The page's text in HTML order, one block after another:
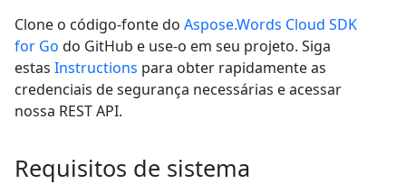
Clone o código-fonte do Aspose.Words Cloud SDK
for Go do GitHub e use-o em seu projeto. Siga
estas Instructions para obter rapidamente as
credenciais de segurança necessárias e acessar
nossa REST API.
Requisitos de sistema